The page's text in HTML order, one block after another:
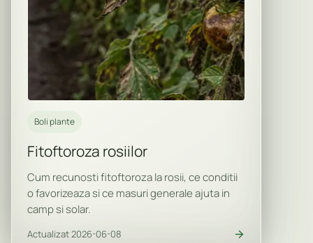
Boli plante
Fitoftoroza rosiilor
Cum recunosti fitoftoroza la rosii, ce conditii
o favorizeaza si ce masuri generale ajuta in
camp si solar.
Actualizat 2026-06-08